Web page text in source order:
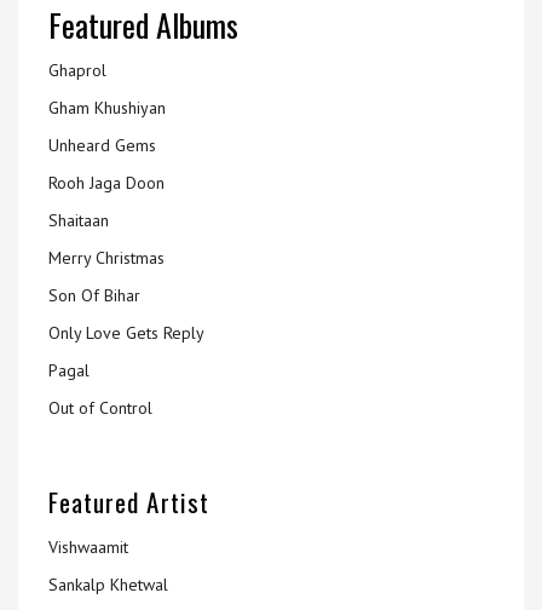
Featured Albums
Ghaprol
Gham Khushiyan
Unheard Gems
Rooh Jaga Doon
Shaitaan
Merry Christmas
Son Of Bihar
Only Love Gets Reply
Pagal
Out of Control
Featured Artist
Vishwaamit
Sankalp Khetwal